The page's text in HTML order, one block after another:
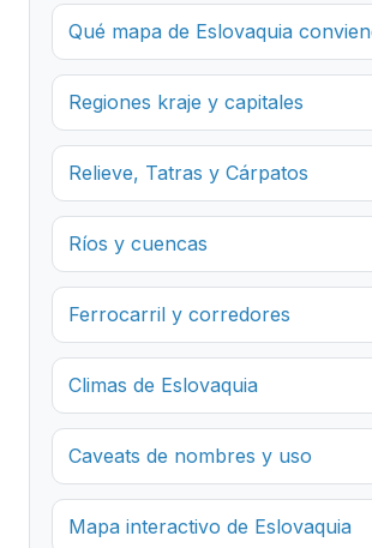
Qué mapa de Eslovaquia
Regiones kraje y capitales
Relieve, Tatras y Cárpatos
Ríos y cuencas
Ferrocarril y corredores
Climas de Eslovaquia
Caveats de nombres y uso
Mapa interactivo de Eslovaquia